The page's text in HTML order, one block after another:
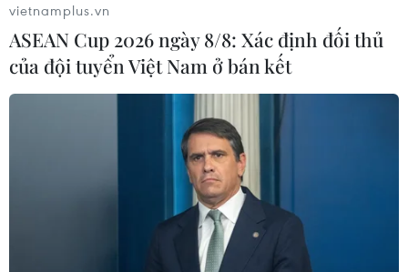
Số ma túy mà một đôi nam nữ vận chuyển được cất
giấu tinh vi trong một đôi dép, gồm 1.650 viên ma túy
tổng hợp và một lượng lớn ma túy đá, thuốc lắc, thuốc
vietnamplus.vn
ASEAN Cup 2026 ngày 8/8: Xác định đối thủ
của đội tuyển Việt Nam ở bán kết